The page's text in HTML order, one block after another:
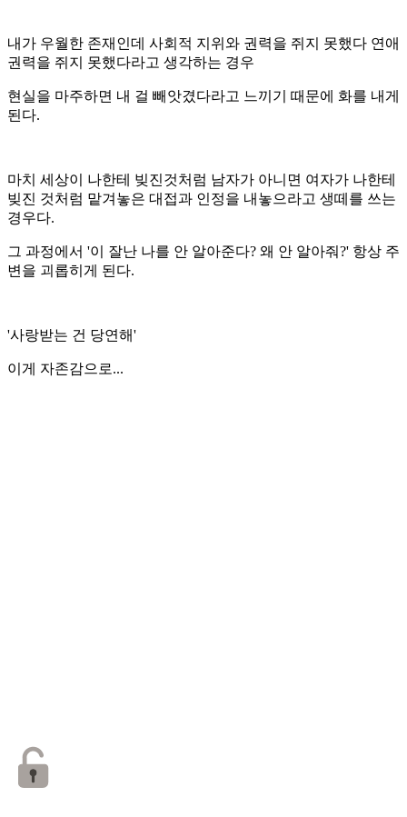
내가 우월한 존재인데 사회적 지위와 권력을 쥐지 못했다 연애
권력을 쥐지 못했다라고 생각하는 경우
현실을 마주하면 내 걸 빼앗겼다라고 느끼기 때문에 화를 내게
된다.
마치 세상이 나한테 빚진것처럼 남자가 아니면 여자가 나한테
빚진 것처럼 맡겨놓은 대접과 인정을 내놓으라고 생떼를 쓰는
경우다.
그 과정에서 '이 잘난 나를 안 알아준다? 왜 안 알아줘?' 항상 주
변을 괴롭히게 된다.
'사랑받는 건 당연해'
이게 자존감으로...